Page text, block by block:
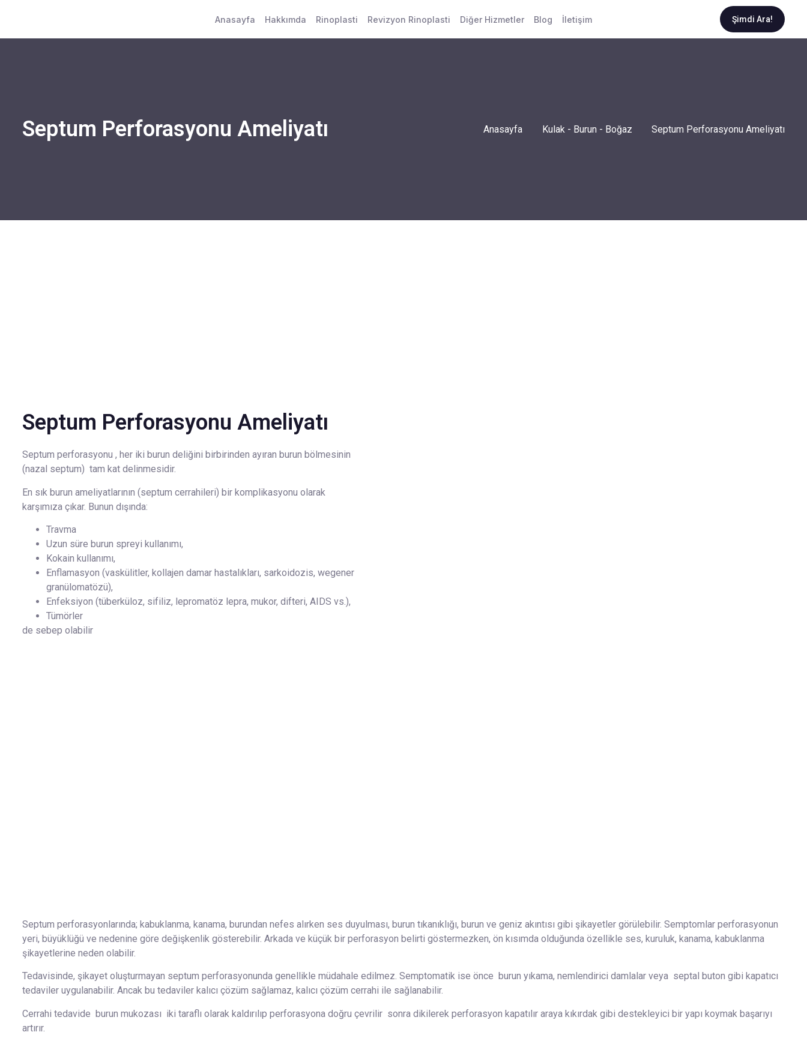
Anasayfa Hakkımda Rinoplasti Revizyon Rinoplasti Diğer Hizmetler Blog İletişim Şimdi Ara!
Septum Perforasyonu Ameliyatı Anasayfa Kulak - Burun - Boğaz Septum Perforasyonu Ameliyatı
Septum Perforasyonu Ameliyatı
Septum perforasyonu , her iki burun deliğini birbirinden ayıran burun bölmesinin
(nazal septum) tam kat delinmesidir.
En sık burun ameliyatlarının (septum cerrahileri) bir komplikasyonu olarak
karşımıza çıkar. Bunun dışında:
Travma
Uzun süre burun spreyi kullanımı,
Kokain kullanımı,
Enflamasyon (vaskülitler, kollajen damar hastalıkları, sarkoidozis, wegener
granülomatözü),
Enfeksiyon (tüberküloz, sifiliz, lepromatöz lepra, mukor, difteri, AIDS vs.),
Tümörler
de sebep olabilir
Septum perforasyonlarında; kabuklanma, kanama, burundan nefes alırken ses duyulması, burun tıkanıklığı, burun ve geniz akıntısı gibi şikayetler görülebilir. Semptomlar perforasyonun
yeri, büyüklüğü ve nedenine göre değişkenlik gösterebilir. Arkada ve küçük bir perforasyon belirti göstermezken, ön kısımda olduğunda özellikle ses, kuruluk, kanama, kabuklanma
şikayetlerine neden olabilir.
Tedavisinde, şikayet oluşturmayan septum perforasyonunda genellikle müdahale edilmez. Semptomatik ise önce burun yıkama, nemlendirici damlalar veya septal buton gibi kapatıcı
tedaviler uygulanabilir. Ancak bu tedaviler kalıcı çözüm sağlamaz, kalıcı çözüm cerrahi ile sağlanabilir.
Cerrahi tedavide burun mukozası iki taraflı olarak kaldırılıp perforasyona doğru çevrilir sonra dikilerek perforasyon kapatılır araya kıkırdak gibi destekleyici bir yapı koymak başarıyı
artırır.